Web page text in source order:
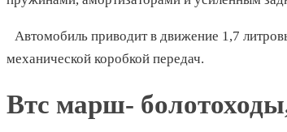
Автомобиль приводит в движение 1,7
механической коробкой передач.
Втс марш-